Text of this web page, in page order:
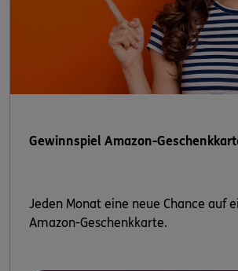
Gewinnspiel Amazon-
Jeden Monat eine neue Chance auf
Amazon-Geschenkkarte.